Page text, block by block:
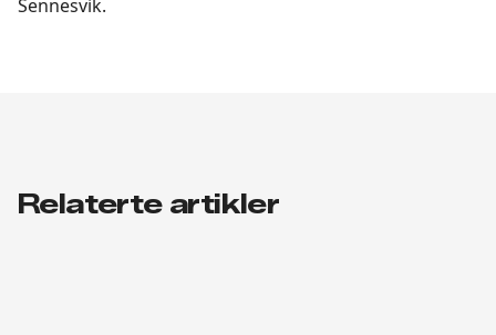
Sennesvik.
Relaterte artikler